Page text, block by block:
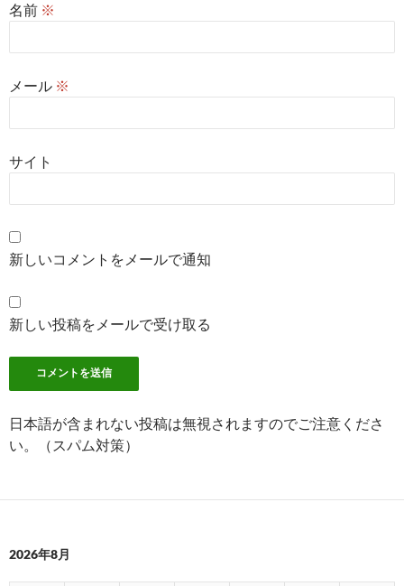
名前 ※
メール ※
サイト
新しいコメントをメールで通知
新しい投稿をメールで受け取る
日本語が含まれない投稿は無視されますのでご注意くださ
い。（スパム対策）
2026年8月